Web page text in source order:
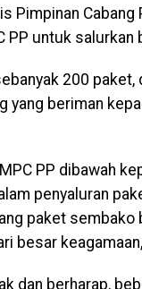
Pimpinan
untuk salurkan
200
yang beriman
PP dibawah
penyaluran
paket
besar
dan berharap,